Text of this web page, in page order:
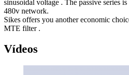
sinusoidal voltage . The passive series
480v network.
Sikes offers you another economic
MTE filter .
Vídeos